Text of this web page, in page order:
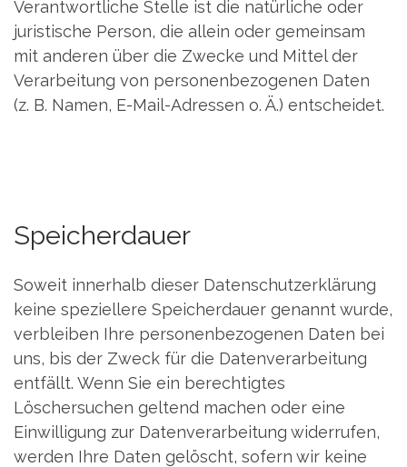
Verantwortliche Stelle ist die natürliche oder
juristische Person, die allein oder gemeinsam
mit anderen über die Zwecke und Mittel der
Verarbeitung von personenbezogenen Daten
(z. B. Namen, E-Mail-Adressen o. Ä.) entscheidet.
Speicherdauer
Soweit innerhalb dieser Datenschutzerklärung
keine speziellere Speicherdauer genannt wurde,
verbleiben Ihre personenbezogenen Daten bei
uns, bis der Zweck für die Datenverarbeitung
entfällt. Wenn Sie ein berechtigtes
Löschersuchen geltend machen oder eine
Einwilligung zur Datenverarbeitung widerrufen,
werden Ihre Daten gelöscht, sofern wir keine